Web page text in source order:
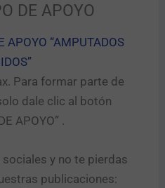
DE APOYO
APOYO “AMPUTADOS
Para formar parte de
dale clic al botón
APOYO” .​
y no te pierdas
publicaciones: